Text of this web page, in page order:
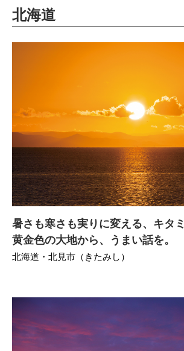
北海道
暑さも寒さも実りに変える、キタミ
黄金色の大地から、うまい話を。
北海道・北見市（きたみし）